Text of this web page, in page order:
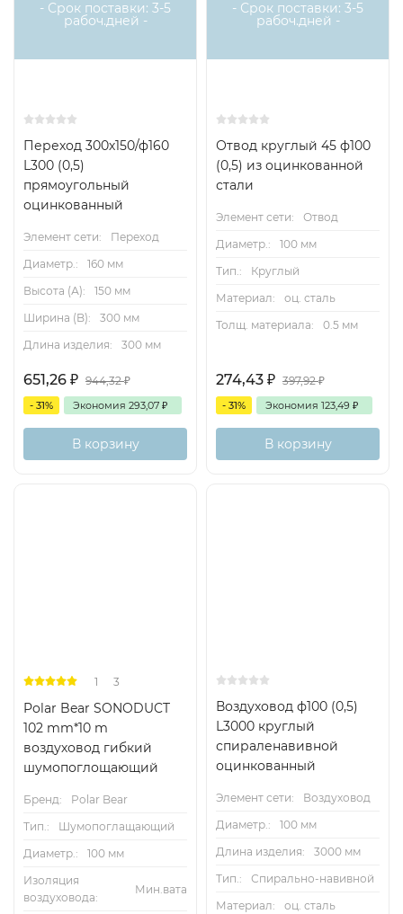
- Срок поставки: 3-5
рабоч.дней -
Переход 300х150/ф160
L300 (0,5)
прямоугольный
оцинкованный
Элемент сети:
Переход
Диаметр.:
160 мм
Высота (А):
150 мм
Ширина (B):
300 мм
Длина изделия:
300 мм
651,26 ₽ 944,32₽
- 31% Экономия 293,07 ₽
В корзину
- Срок поставки: 3-5
рабоч.дней -
Отвод круглый 45 ф100
(0,5) из оцинкованной
стали
Элемент сети:
Отвод
Диаметр.:
100 мм
Тип.:
Круглый
Материал:
оц. сталь
Толщ. материала:
0.5 мм
274,43 ₽ 397,92₽
- 31% Экономия 123,49 ₽
В корзину
1 3
Polar Bear SONODUCT
102 mm*10 m
воздуховод гибкий
шумопоглощающий
Бренд:
Polar Bear
Тип.:
Шумопоглащающий
Диаметр.:
100 мм
Изоляция
воздуховода:
Мин.вата
Воздуховод ф100 (0,5)
L3000 круглый
спираленавивной
оцинкованный
Элемент сети:
Воздуховод
Диаметр.:
100 мм
Длина изделия:
3000 мм
Тип.:
Спирально-навивной
Материал:
оц. сталь